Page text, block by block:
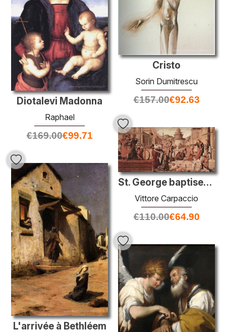
Cristo
Sorin Dumitrescu
€157.00€92.63
Diotalevi Madonna
Raphael
€169.00€99.71
St. George baptiser les Gentils
Vittore Carpaccio
€110.00€64.90
L'arrivée à Bethléem